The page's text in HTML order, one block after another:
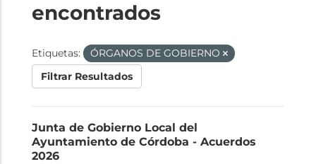
encontrados
Etiquetas:
ÓRGANOS DE GOBIERNO
Filtrar Resultados
Junta de Gobierno Local del
Ayuntamiento de Córdoba - Acuerdos
2026